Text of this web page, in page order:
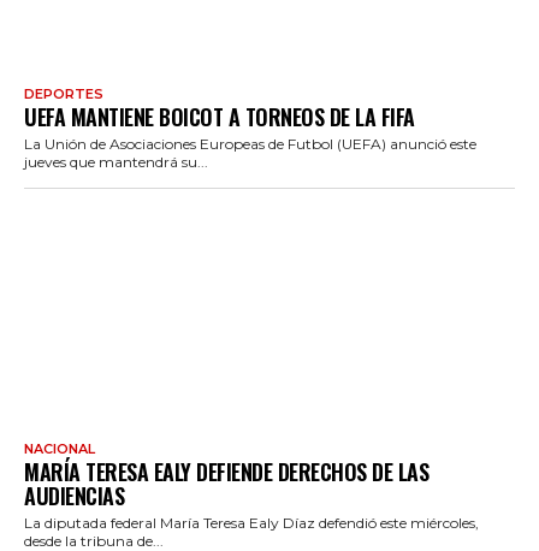
DEPORTES
UEFA MANTIENE BOICOT A TORNEOS DE LA FIFA
La Unión de Asociaciones Europeas de Futbol (UEFA) anunció este
jueves que mantendrá su...
NACIONAL
MARÍA TERESA EALY DEFIENDE DERECHOS DE LAS
AUDIENCIAS
La diputada federal María Teresa Ealy Díaz defendió este miércoles,
desde la tribuna de...